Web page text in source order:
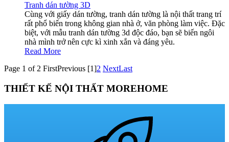
Tranh dán tường 3D
Cùng với giấy dán tường, tranh dán tường là nội thất trang trí
rất phổ biến trong không gian nhà ở, văn phòng làm việc. Đặc
biệt, với mẫu tranh dán tường 3d độc đáo, bạn sẽ biến ngôi
nhà mình trở nên cực kì xinh xắn và đáng yêu.
Read More
Page 1 of 2 FirstPrevious [1]2 NextLast
THIẾT KẾ NỘI THẤT MOREHOME